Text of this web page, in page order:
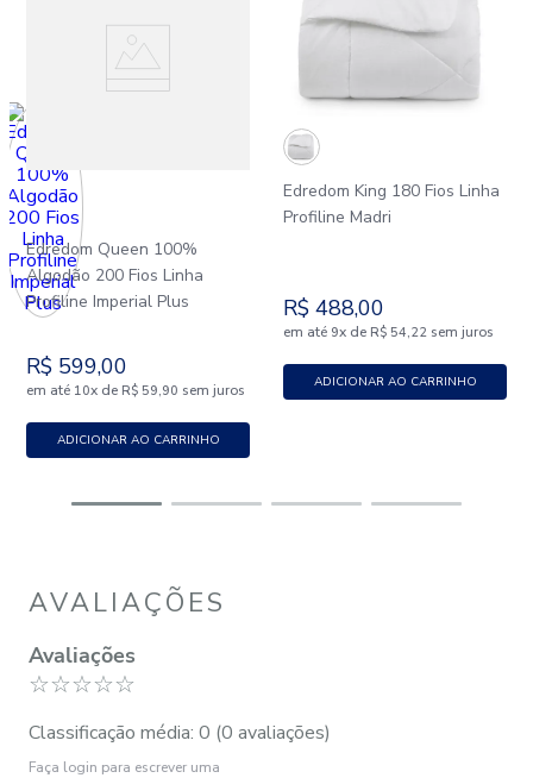
Edredom Queen 100%
Algodão 200 Fios Linha
Profiline Imperial Plus
R$ 599,00
em até 10x de R$ 59,90 sem juros
ADICIONAR AO CARRINHO
Edredom King 180 Fios Linha
Profiline Madri
R$ 488,00
em até 9x de R$ 54,22 sem juros
ADICIONAR AO CARRINHO
AVALIAÇÕES
Avaliações
☆☆☆☆☆
Classificação média: 0 (0 avaliações)
Faça login para escrever uma